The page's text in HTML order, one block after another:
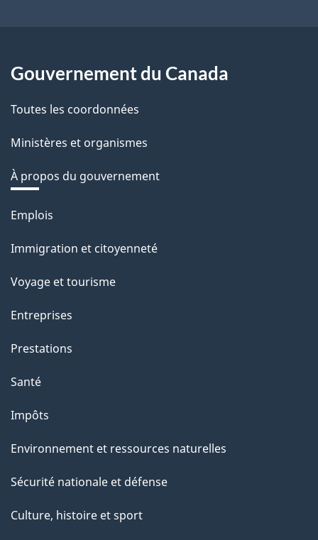
Gouvernement du Canada
Toutes les coordonnées
Ministères et organismes
À propos du gouvernement
Thèmes
sujets
Emplois
Immigration et citoyenneté
Voyage et tourisme
Entreprises
Prestations
Santé
Impôts
Environnement et ressources naturelles
Sécurité nationale et défense
Culture, histoire et sport